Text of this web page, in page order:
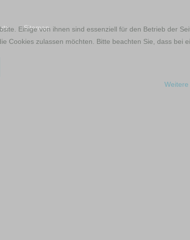
Sitemap
Einige von ihnen sind essenziell für den Betrieb der
Cookies zulassen möchten. Bitte beachten Sie, dass